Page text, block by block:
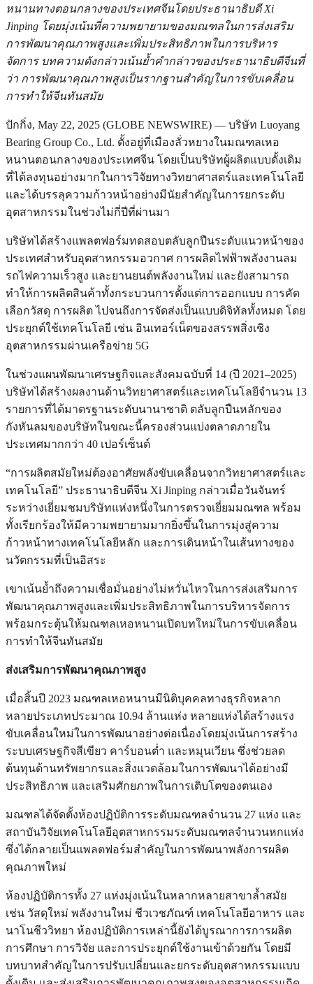
หนานทางตอนกลางของประเทศจีนโดยประธานาธิบดี Xi
Jinping โดยมุ่งเน้นที่ความพยายามของมณฑลในการส่งเสริม
การพัฒนาคุณภาพสูงและเพิ่มประสิทธิภาพในการบริหาร
จัดการ บทความดังกล่าวเน้นย้ำคำกล่าวของประธานาธิบดีจีนที่
ว่า การพัฒนาคุณภาพสูงเป็นรากฐานสำคัญในการขับเคลื่อน
การทำให้จีนทันสมัย
ปักกิ่ง, May 22, 2025 (GLOBE NEWSWIRE) — บริษัท Luoyang
Bearing Group Co., Ltd. ตั้งอยู่ที่เมืองลั่วหยางในมณฑลเหอ
หนานตอนกลางของประเทศจีน โดยเป็นบริษัทผู้ผลิตแบบดั้งเดิม
ที่ได้ลงทุนอย่างมากในการวิจัยทางวิทยาศาสตร์และเทคโนโลยี
และได้บรรลุความก้าวหน้าอย่างมีนัยสำคัญในการยกระดับ
อุตสาหกรรมในช่วงไม่กี่ปีที่ผ่านมา
บริษัทได้สร้างแพลตฟอร์มทดสอบตลับลูกปืนระดับแนวหน้าของ
ประเทศสำหรับอุตสาหกรรมอวกาศ การผลิตไฟฟ้าพลังงานลม
รถไฟความเร็วสูง และยานยนต์พลังงานใหม่ และยังสามารถ
ทำให้การผลิตสินค้าทั้งกระบวนการตั้งแต่การออกแบบ การคัด
เลือกวัสดุ การผลิต ไปจนถึงการจัดส่งเป็นแบบดิจิทัลทั้งหมด โดย
ประยุกต์ใช้เทคโนโลยี เช่น อินเทอร์เน็ตของสรรพสิ่งเชิง
อุตสาหกรรมผ่านเครือข่าย 5G
ในช่วงแผนพัฒนาเศรษฐกิจและสังคมฉบับที่ 14 (ปี 2021–2025)
บริษัทได้สร้างผลงานด้านวิทยาศาสตร์และเทคโนโลยีจำนวน 13
รายการที่ได้มาตรฐานระดับนานาชาติ ตลับลูกปืนหลักของ
กังหันลมของบริษัทในขณะนี้ครองส่วนแบ่งตลาดภายใน
ประเทศมากกว่า 40 เปอร์เซ็นต์
“การผลิตสมัยใหม่ต้องอาศัยพลังขับเคลื่อนจากวิทยาศาสตร์และ
เทคโนโลยี” ประธานาธิบดีจีน Xi Jinping กล่าวเมื่อวันจันทร์
ระหว่างเยี่ยมชมบริษัทแห่งหนึ่งในการตรวจเยี่ยมมณฑล พร้อม
ทั้งเรียกร้องให้มีความพยายามมากยิ่งขึ้นในการมุ่งสู่ความ
ก้าวหน้าทางเทคโนโลยีหลัก และการเดินหน้าในเส้นทางของ
นวัตกรรมที่เป็นอิสระ
เขาเน้นย้ำถึงความเชื่อมั่นอย่างไม่หวั่นไหวในการส่งเสริมการ
พัฒนาคุณภาพสูงและเพิ่มประสิทธิภาพในการบริหารจัดการ
พร้อมกระตุ้นให้มณฑลเหอหนานเปิดบทใหม่ในการขับเคลื่อน
การทำให้จีนทันสมัย
ส่งเสริมการพัฒนาคุณภาพสูง
เมื่อสิ้นปี 2023 มณฑลเหอหนานมีนิติบุคคลทางธุรกิจหลาก
หลายประเภทประมาณ 10.94 ล้านแห่ง หลายแห่งได้สร้างแรง
ขับเคลื่อนใหม่ในการพัฒนาอย่างต่อเนื่องโดยมุ่งเน้นการสร้าง
ระบบเศรษฐกิจสีเขียว คาร์บอนต่ำ และหมุนเวียน ซึ่งช่วยลด
ต้นทุนด้านทรัพยากรและสิ่งแวดล้อมในการพัฒนาได้อย่างมี
ประสิทธิภาพ และเสริมศักยภาพในการเติบโตของตนเอง
มณฑลได้จัดตั้งห้องปฏิบัติการระดับมณฑลจำนวน 27 แห่ง และ
สถาบันวิจัยเทคโนโลยีอุตสาหกรรมระดับมณฑลจำนวนหกแห่ง
ซึ่งได้กลายเป็นแพลตฟอร์มสำคัญในการพัฒนาพลังการผลิต
คุณภาพใหม่
ห้องปฏิบัติการทั้ง 27 แห่งมุ่งเน้นในหลากหลายสาขาล้ำสมัย
เช่น วัสดุใหม่ พลังงานใหม่ ชีวเวชภัณฑ์ เทคโนโลยีอาหาร และ
นาโนชีววิทยา ห้องปฏิบัติการเหล่านี้ยังได้บูรณาการการผลิต
การศึกษา การวิจัย และการประยุกต์ใช้งานเข้าด้วยกัน โดยมี
บทบาทสำคัญในการปรับเปลี่ยนและยกระดับอุตสาหกรรมแบบ